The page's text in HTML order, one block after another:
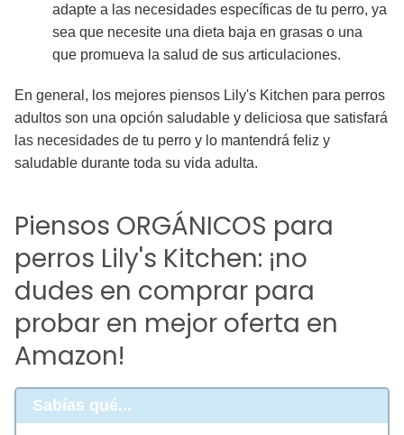
adapte a las necesidades específicas de tu perro, ya
sea que necesite una dieta baja en grasas o una
que promueva la salud de sus articulaciones.
En general, los mejores piensos Lily's Kitchen para perros
adultos son una opción saludable y deliciosa que satisfará
las necesidades de tu perro y lo mantendrá feliz y
saludable durante toda su vida adulta.
Piensos ORGÁNICOS para
perros Lily's Kitchen: ¡no
dudes en comprar para
probar en mejor oferta en
Amazon!
Sabías qué...